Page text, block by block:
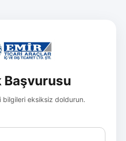
Başvurusu
bilgileri eksiksiz doldurun.